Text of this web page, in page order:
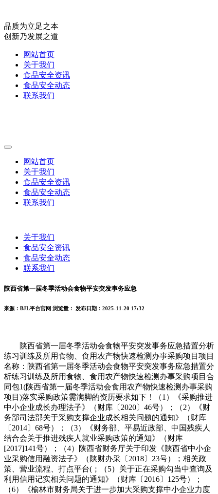
品质为立足之本
创新乃发展之道
网站首页
关于我们
食品安全资讯
食品安全动态
联系我们
网站首页
关于我们
食品安全资讯
食品安全动态
联系我们
关于我们
食品安全资讯
食品安全动态
联系我们
陕西省第一届冬季活动会食物平安突发事务应急
来源：BJL平台官网 浏览量： 发布日期：2025-11-20 17:32
陕西省第一届冬季活动会食物平安突发事务应急措置分析
练习训练及所用食物、食用农产物快速检测办事采购项目项目
名称：陕西省第一届冬季活动会食物平安突发事务应急措置分
析练习训练及所用食物、食用农产物快速检测办事采购项目合
同包1(陕西省第一届冬季活动会食用农产物快速检测办事采购
项目)落实采购政策需满脚的资历要求如下！（1）《采购推进
中小企业成长办理法子》（财库〔2020〕46号）；（2）《财
务部司法部关于采购支撑企业成长相关问题的通知》（财库
〔2014〕68号）；（3）《财务部、平易近政部、中国残疾人
结合会关于推进残疾人就业采购政策的通知》（财库
[2017]141号）；（4）陕西省财务厅关于印发《陕西省中小企
业采购信用融资法子》（陕财办采〔2018〕23号）；相关政
策、营业流程、打点平台(；（5）关于正在采购勾当中查询及
利用信用记实相关问题的通知》（财库〔2016〕125号）；
（6）《榆林市财务局关于进一步加大采购支撑中小企业力度